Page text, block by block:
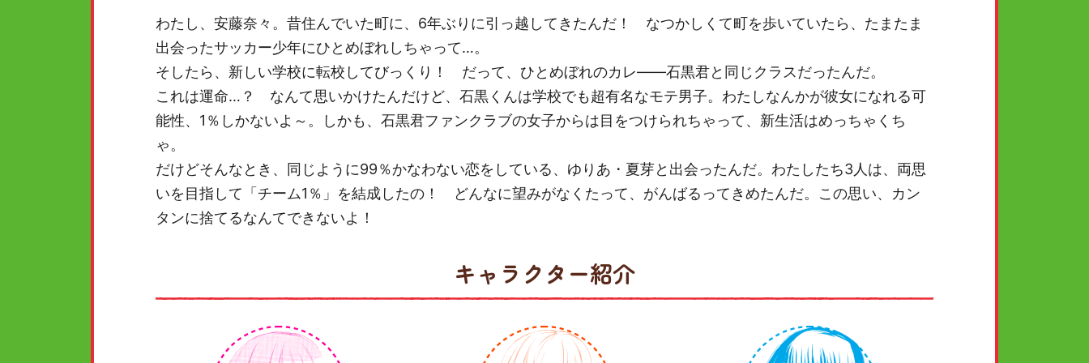
わたし、安藤奈々。昔住んでいた町に、6年ぶりに引っ越してきたんだ！ なつかしくて町を歩いていたら、たまたま
出会ったサッカー少年にひとめぼれしちゃって…。
そしたら、新しい学校に転校してびっくり！ だって、ひとめぼれのカレ——石黒君と同じクラスだったんだ。
これは運命…？ なんて思いかけたんだけど、石黒くんは学校でも超有名なモテ男子。わたしなんかが彼女になれる可
能性、1％しかないよ～。しかも、石黒君ファンクラブの女子からは目をつけられちゃって、新生活はめっちゃくち
ゃ。
だけどそんなとき、同じように99％かなわない恋をしている、ゆりあ・夏芽と出会ったんだ。わたしたち3人は、両思
いを目指して「チーム1％」を結成したの！ どんなに望みがなくたって、がんばるってきめたんだ。この思い、カン
タンに捨てるなんてできないよ！
キャラクター紹介